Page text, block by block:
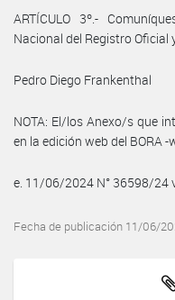
ARTÍCULO 3º.-
Nacional del Registro Oficial
Pedro Diego Frankenthal
NOTA: El/los Anexo/s que
en la edición web del BORA
e. 11/06/2024 N° 36598/24
Fecha de publicación 11/06/